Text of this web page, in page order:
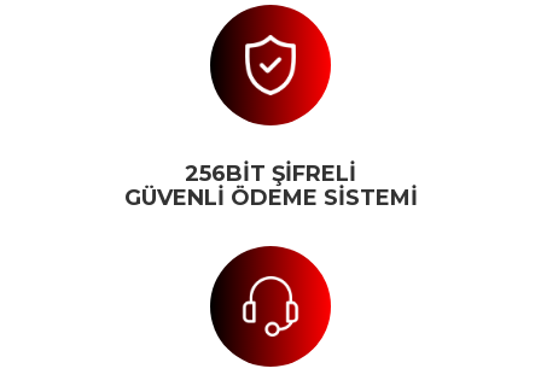
256BİT ŞİFRELİ
GÜVENLİ ÖDEME SİSTEMİ